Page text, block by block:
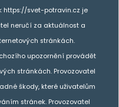
https://svet-potravin.cz je
neručí za aktuálnost a
stránkách.
upozornění provádět
stránkách. Provozovatel
škody, které uživatelům
stránek. Provozovatel